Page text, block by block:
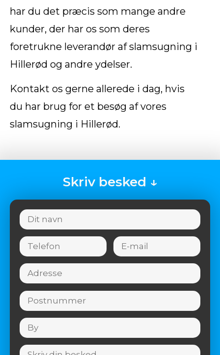
har du det præcis som mange andre
kunder, der har os som deres
foretrukne leverandør af slamsugning i
Hillerød og andre ydelser.
Kontakt os gerne allerede i dag, hvis
du har brug for et besøg af vores
slamsugning i Hillerød.
Skriv besked ↓